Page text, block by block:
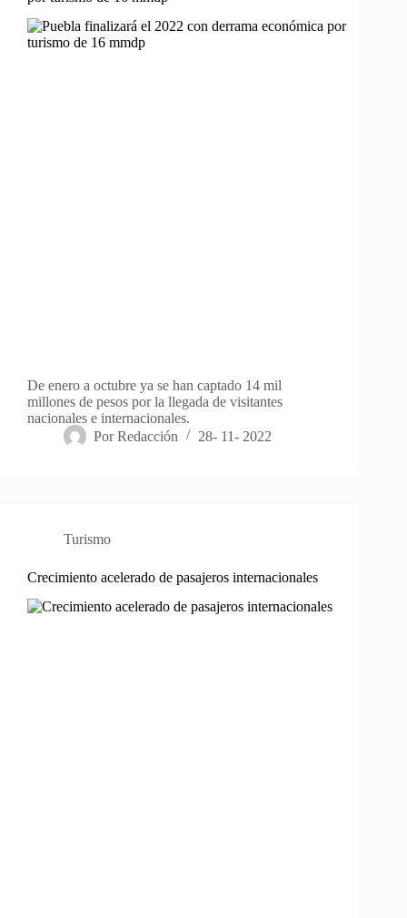
De enero a octubre ya se han captado 14 mil
millones de pesos por la llegada de visitantes
nacionales e internacionales.
Por Redacción 28- 11- 2022
Turismo
Crecimiento acelerado de pasajeros internacionales